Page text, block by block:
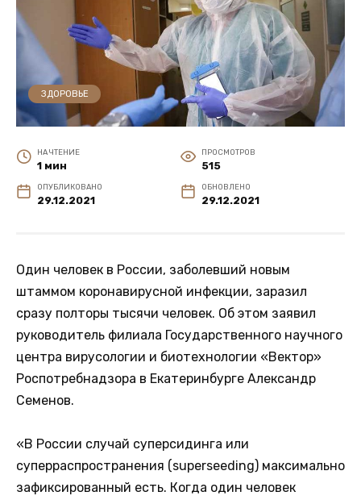
ЗДОРОВЬЕ
НА ЧТЕНИЕ
1 мин
ПРОСМОТРОВ
515
ОПУБЛИКОВАНО
29.12.2021
ОБНОВЛЕНО
29.12.2021
Один человек в России, заболевший новым
штаммом коронавирусной инфекции, заразил
сразу полторы тысячи человек. Об этом заявил
руководитель филиала Государственного научного
центра вирусологии и биотехнологии «Вектор»
Роспотребнадзора в Екатеринбурге Александр
Семенов.
«В России случай суперсидинга или
суперраспространения (superseeding) максимально
зафиксированный есть. Когда один человек